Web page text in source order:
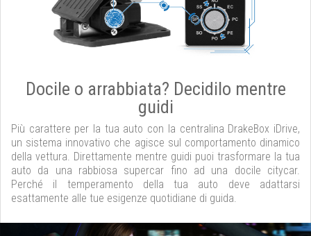
Docile o arrabbiata? Decidilo mentre
guidi
Più carattere per la tua auto con la centralina DrakeBox iDrive,
un sistema innovativo che agisce sul comportamento dinamico
della vettura. Direttamente mentre guidi puoi trasformare la tua
auto da una rabbiosa supercar fino ad una docile citycar.
Perché il temperamento della tua auto deve adattarsi
esattamente alle tue esigenze quotidiane di guida.